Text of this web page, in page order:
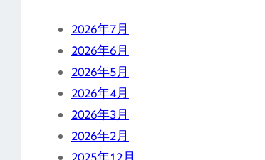
2026年7月
2026年6月
2026年5月
2026年4月
2026年3月
2026年2月